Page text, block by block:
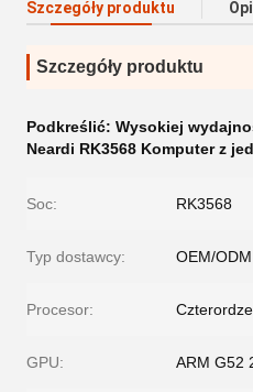
Szczegóły produktu
Szczegóły produktu
Podkreślić: Wysokiej
Neardi RK3568 Komputer z
Soc: RK3568
Typ dostawcy: OEM/ODM
Procesor:
GPU: ARM G52